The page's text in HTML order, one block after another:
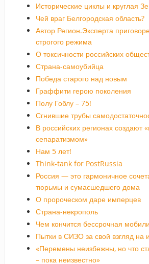
Исторические циклы и круглая
Чей враг Белгородская область?
Автор Регион.Эксперта
строгого режима
О токсичности российских
Страна-самоубийца
Победа старого над новым
Граффити герою поколения
Полу Гоблу – 75!
Сгнившие трубы
В российских регионах создают
сепаратизмом»
Нам 5 лет!
Think-tank for PostRussia
Россия — это гармоничное
тюрьмы и сумасшедшего дома
О пророческом даре имперцев
Страна-некрополь
Чем кончится бессрочная
Пытки в СИЗО за свой взгляд на
«Перемены неизбежны, но что
– пока неизвестно»